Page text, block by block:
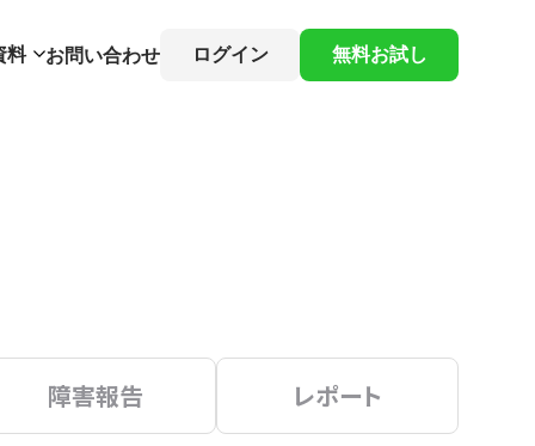
料 お問い合わせ ログイン 無料お試し
障害報告 レポート